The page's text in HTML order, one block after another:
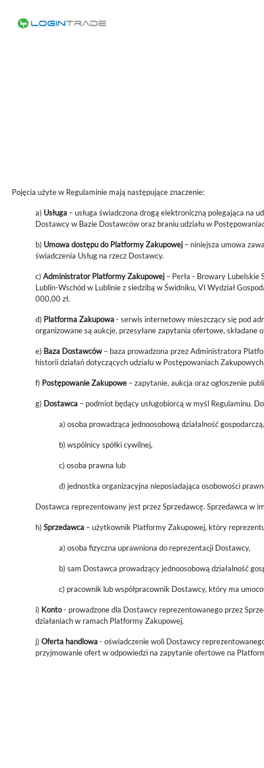
Pojęcia użyte w Regulaminie mają następujące znaczenie:
a) Usługa – usługa świadczona drogą elektroniczną polegająca
Dostawcy w Bazie Dostawców oraz braniu udziału w
b) Umowa dostępu do Platformy Zakupowej – niniejsza umowa
świadczenia Usług na rzecz Dostawcy.
c) Administrator Platformy Zakupowej – Perła - Browary
Lublin-Wschód w Lublinie z siedzibą w Świdniku, VI Wydział
000,00 zł.
d) Platforma Zakupowa- serwis internetowy mieszczący się pod
organizowane są aukcje, przesyłane zapytania ofertowe,
e) Baza Dostawców– baza prowadzona przez Administratora
historii działań dotyczących udziału w Postępowaniach
f) Postępowanie Zakupowe – zapytanie, aukcja oraz ogłoszenie
g) Dostawca – podmiot będący usługobiorcą w myśl Regulaminu.
a) osoba prowadząca jednoosobową działalność gospodarczą,
b) wspólnicy spółki cywilnej,
c) osoba prawna lub
d) jednostka organizacyjna nieposiadająca osobowości
Dostawca reprezentowany jest przez Sprzedawcę. Sprzedawca
h) Sprzedawca – użytkownik Platformy Zakupowej, który
a) osoba fizyczna uprawniona do reprezentacji Dostawcy,
b) sam Dostawca prowadzący jednoosobową działalność
c) pracownik lub współpracownik Dostawcy, który ma
i) Konto- prowadzone dla Dostawcy reprezentowanego przez
działaniach w ramach Platformy Zakupowej.
j) Oferta handlowa- oświadczenie woli Dostawcy
przyjmowanie ofert w odpowiedzi na zapytanie ofertowe na